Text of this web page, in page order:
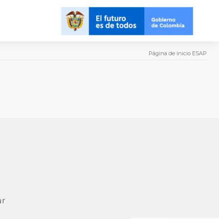
Página de inicio ESAP